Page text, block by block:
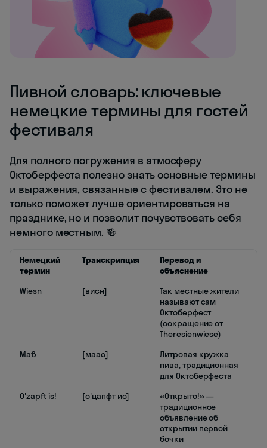
Пивной словарь: ключевые
немецкие термины для гостей
фестиваля
Для полного погружения в атмосферу
Октоберфеста полезно знать основные термины
и выражения, связанные с фестивалем. Это не
только поможет лучше ориентироваться на
празднике, но и позволит почувствовать себя
немного местным. 🍻
Немецкий
термин
Транскрипция
Перевод и
объяснение
Wiesn
[висн]
Так местные жители
называют сам
Октоберфест
(сокращение от
Theresienwiese)
Maß
[маас]
Литровая кружка
пива, традиционная
для Октоберфеста
O'zapft is!
[о'цапфт ис]
«Открыто!» —
традиционное
объявление об
открытии первой
бочки